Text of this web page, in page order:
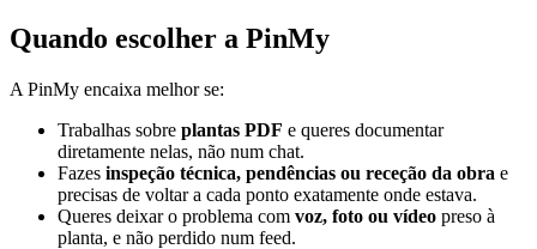
Quando escolher a PinMy
A PinMy encaixa melhor se:
Trabalhas sobre plantas PDF e queres documentar
diretamente nelas, não num chat.
Fazes inspeção técnica, pendências ou receção da obra e
precisas de voltar a cada ponto exatamente onde estava.
Queres deixar o problema com voz, foto ou vídeo preso à
planta, e não perdido num feed.